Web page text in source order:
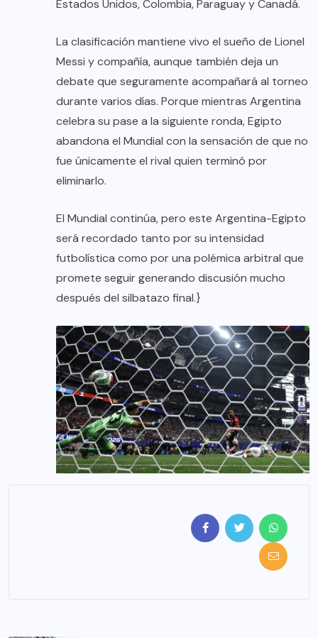
Estados Unidos, Colombia, Paraguay y Canadá.
La clasificación mantiene vivo el sueño de Lionel
Messi y compañía, aunque también deja un
debate que seguramente acompañará al torneo
durante varios días. Porque mientras Argentina
celebra su pase a la siguiente ronda, Egipto
abandona el Mundial con la sensación de que no
fue únicamente el rival quien terminó por
eliminarlo.
El Mundial continúa, pero este Argentina-Egipto
será recordado tanto por su intensidad
futbolística como por una polémica arbitral que
promete seguir generando discusión mucho
después del silbatazo final.}